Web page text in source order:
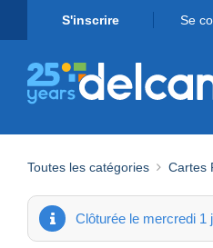
S'inscrire Se
Toutes les catégories Cartes
Clôturée le mercredi 1